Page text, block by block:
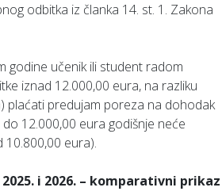
odbitka iz članka 14. st. 1. Zakona
godine učenik ili student radom
iznad 12.000,00 eura, na razliku
plaćati predujam poreza na dohodak
12.000,00 eura godišnje neće
eura).
i 2026. – komparativni prikaz